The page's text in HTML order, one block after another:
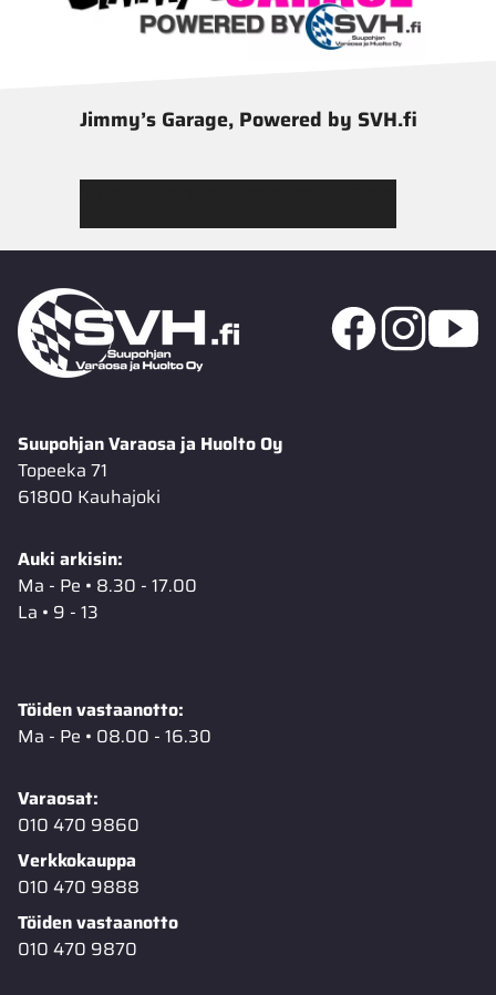
Jimmy’s Garage, Powered by SVH.fi
Suupohjan Varaosa ja Huolto Oy
Topeeka 71
61800 Kauhajoki
Auki arkisin:
Ma - Pe • 8.30 - 17.00
La • 9 - 13
Töiden vastaanotto:
Ma - Pe • 08.00 - 16.30
Varaosat:
010 470 9860
Verkkokauppa
010 470 9888
Töiden vastaanotto
010 470 9870